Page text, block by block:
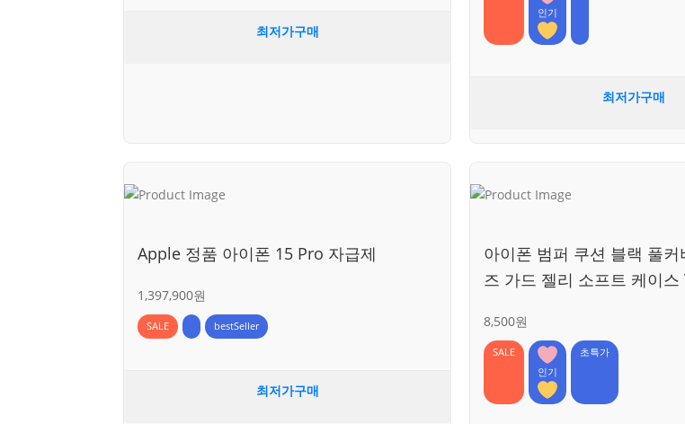
최저가구매
인기
최저가구매
Apple 정품 아이폰 15 Pro 자급제
1,397,900원
SALE bestSeller
최저가구매
아이폰 범퍼 쿠션 블랙 풀커
즈 가드 젤리 소프트 케이스
8,500원
SALE
인기
초특가